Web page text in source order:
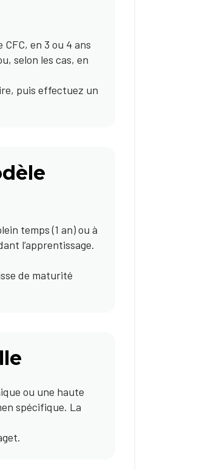
en 3 ou 4 ans
selon les cas, en
puis effectuez un
temps (1 an) ou à
l’apprentissage.
de maturité
ou une haute
spécifique. La